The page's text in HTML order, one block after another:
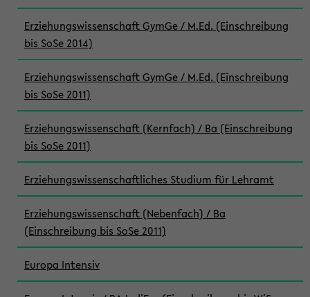
Erziehungswissenschaft GymGe / M.Ed. (Einschreibung
bis SoSe 2014)
Erziehungswissenschaft GymGe / M.Ed. (Einschreibung
bis SoSe 2011)
Erziehungswissenschaft (Kernfach) / Ba (Einschreibung
bis SoSe 2011)
Erziehungswissenschaftliches Studium für Lehramt
Erziehungswissenschaft (Nebenfach) / Ba
(Einschreibung bis SoSe 2011)
Europa Intensiv